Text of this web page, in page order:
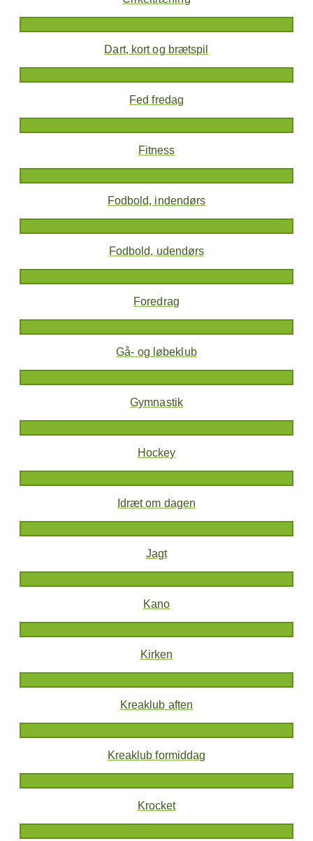
Dart, kort og brætspil
Fed fredag
Fitness
Fodbold, indendørs
Fodbold, udendørs
Foredrag
Gå- og løbeklub
Gymnastik
Hockey
Idræt om dagen
Jagt
Kano
Kirken
Kreaklub aften
Kreaklub formiddag
Krocket